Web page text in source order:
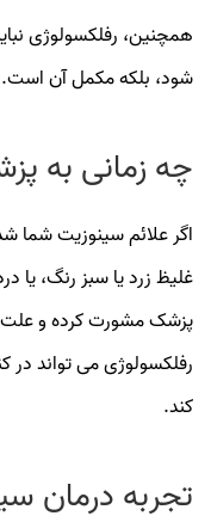
همچنین، رفلکسولوژی
شود، بلکه مکمل آن است.
چه زمانی به
اگر علائم سینوزیت شما
غلیظ زرد یا سبز رنگ، یا
پزشک مشورت کرده و علت
رفلکسولوژی می‌ تواند در
کند.
تجربه درمان